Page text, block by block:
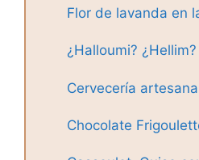
Flor de lavanda en
¿Halloumi?
Cervecería
Chocolate